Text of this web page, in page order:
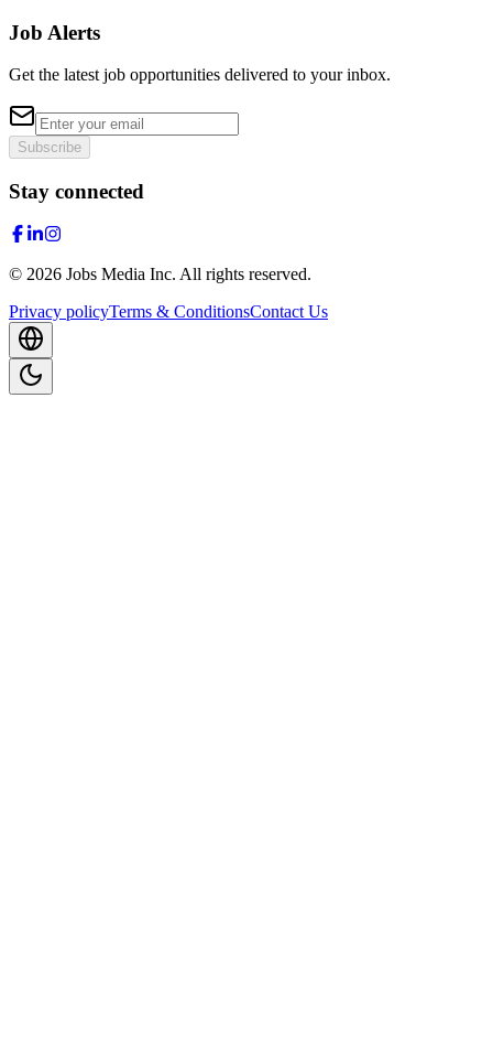
Job Alerts
Get the latest job opportunities delivered to your inbox.
Subscribe
Stay connected
© 2026 Jobs Media Inc. All rights reserved.
Privacy policyTerms & ConditionsContact Us